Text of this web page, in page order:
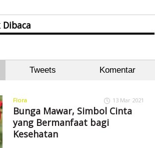
Tweets Komentar
Flora 13 Mar 2021
Bunga Mawar, Simbol Cinta
yang Bermanfaat bagi
Kesehatan